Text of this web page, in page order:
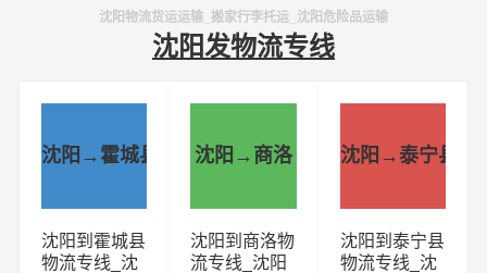
沈阳物流货运运输_搬家行李托运_沈阳危险品运输
沈阳发物流专线
沈阳→霍城县
沈阳到霍城县
物流专线_沈
沈阳→商洛
沈阳到商洛物
流专线_沈阳
沈阳→泰宁县
沈阳到泰宁县
物流专线_沈